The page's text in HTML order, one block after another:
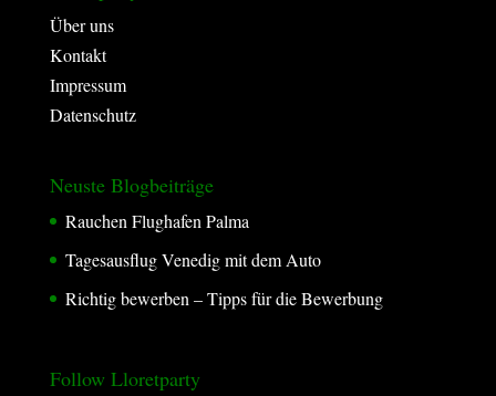
Über uns
Kontakt
Impressum
Datenschutz
Neuste Blogbeiträge
Rauchen Flughafen Palma
Tagesausflug Venedig mit dem Auto
Richtig bewerben – Tipps für die Bewerbung
Follow Lloretparty